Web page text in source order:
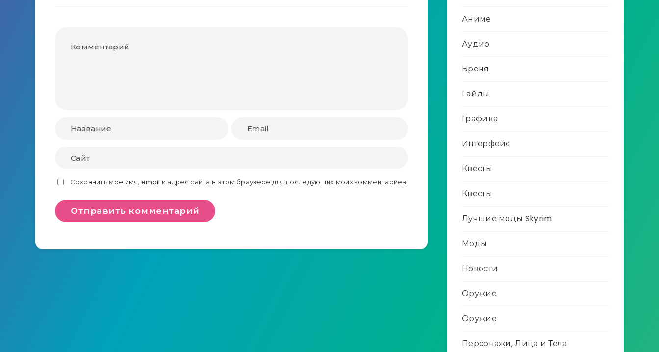
Сохранить моё имя, email и адрес сайта в этом браузере для последующих моих комментариев.
Аниме
Аудио
Броня
Гайды
Графика
Интерфейс
Квесты
Квесты
Лучшие моды Skyrim
Моды
Новости
Оружие
Оружие
Персонажи, Лица и Тела